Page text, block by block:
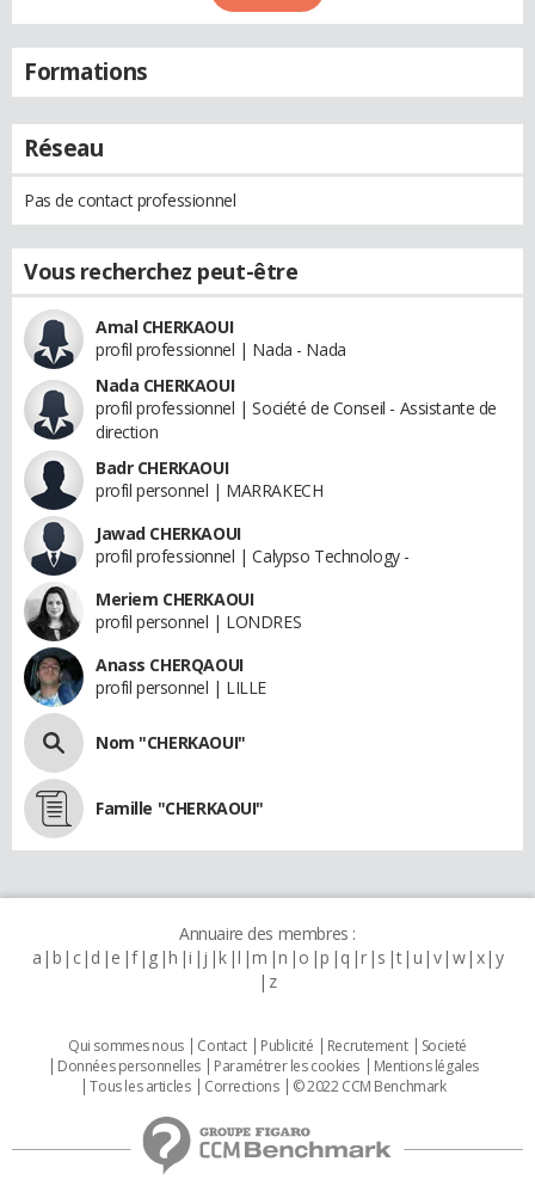
Formations
Réseau
Pas de contact professionnel
Vous recherchez peut-être
Amal CHERKAOUI
profil professionnel | Nada - Nada
Nada CHERKAOUI
profil professionnel | Société de Conseil - Assistante de
direction
Badr CHERKAOUI
profil personnel | MARRAKECH
Jawad CHERKAOUI
profil professionnel | Calypso Technology -
Meriem CHERKAOUI
profil personnel | LONDRES
Anass CHERQAOUI
profil personnel | LILLE
Nom "CHERKAOUI"
Famille "CHERKAOUI"
Annuaire des membres :
a b c d e f g h i j k l m n o p q r s t u v w x y
z
Qui sommes nous Contact Publicité Recrutement
Societé
Données personnelles
Paramétrer les cookies
Mentions légales
Tous les articles
Corrections © 2022 CCM Benchmark